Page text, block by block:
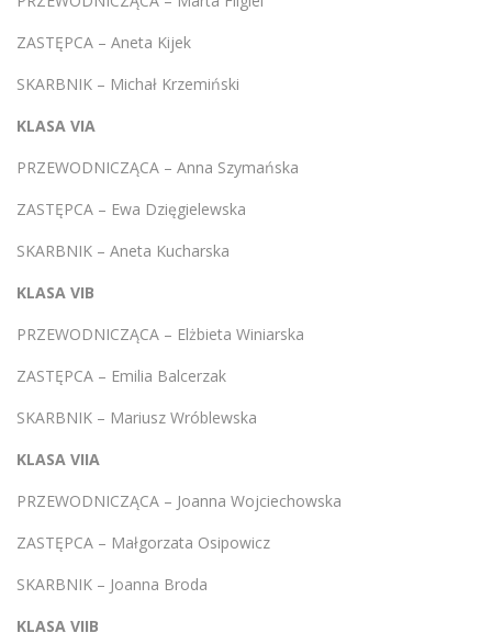
ZASTĘPCA – Aneta Kijek
SKARBNIK – Michał Krzemiński
KLASA VIA
PRZEWODNICZĄCA – Anna Szymańska
ZASTĘPCA – Ewa Dzięgielewska
SKARBNIK – Aneta Kucharska
KLASA VIB
PRZEWODNICZĄCA – Elżbieta Winiarska
ZASTĘPCA – Emilia Balcerzak
SKARBNIK – Mariusz Wróblewska
KLASA VIIA
PRZEWODNICZĄCA – Joanna Wojciechowska
ZASTĘPCA – Małgorzata Osipowicz
SKARBNIK – Joanna Broda
KLASA VIIB